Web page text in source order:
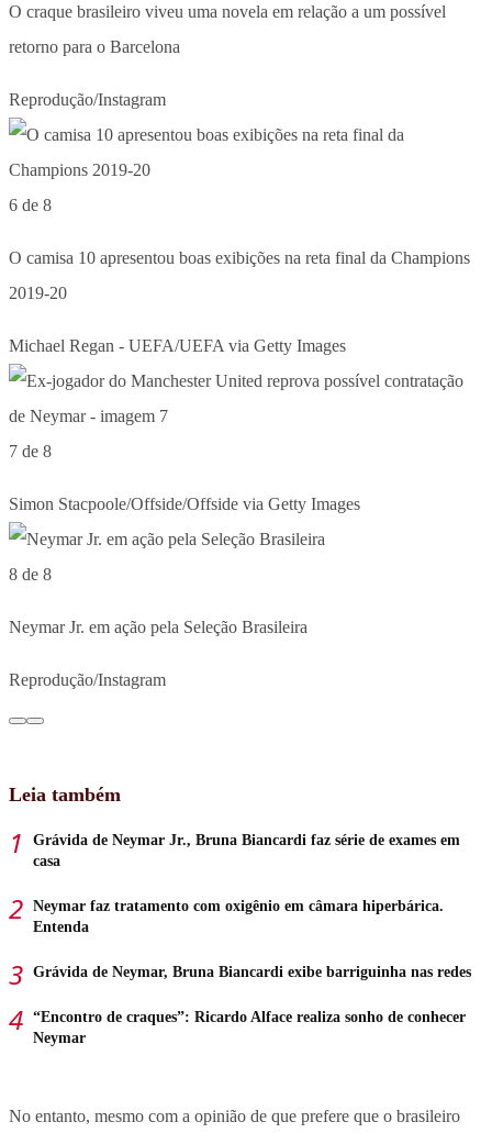
O craque brasileiro viveu uma novela em relação a um possível
retorno para o Barcelona
Reprodução/Instagram
6 de 8
O camisa 10 apresentou boas exibições na reta final da Champions
2019-20
Michael Regan - UEFA/UEFA via Getty Images
7 de 8
Simon Stacpoole/Offside/Offside via Getty Images
8 de 8
Neymar Jr. em ação pela Seleção Brasileira
Reprodução/Instagram
Leia também
Grávida de Neymar Jr., Bruna Biancardi faz série de exames em
casa
Neymar faz tratamento com oxigênio em câmara hiperbárica.
Entenda
Grávida de Neymar, Bruna Biancardi exibe barriguinha nas redes
“Encontro de craques”: Ricardo Alface realiza sonho de conhecer
Neymar
No entanto, mesmo com a opinião de que prefere que o brasileiro